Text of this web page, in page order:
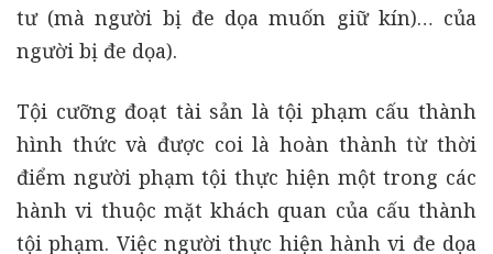
tư (mà người bị đe dọa muốn giữ kín)… của
người bị đe dọa).
Tội cưỡng đoạt tài sản là tội phạm cấu thành
hình thức và được coi là hoàn thành từ thời
điểm người phạm tội thực hiện một trong các
hành vi thuộc mặt khách quan của cấu thành
tội phạm. Việc người thực hiện hành vi đe dọa